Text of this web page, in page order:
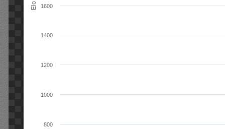
Elo
800
1000
1200
1400
1600